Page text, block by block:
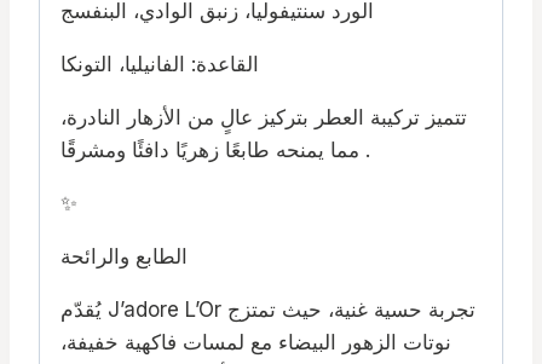
الورد سنتيفوليا، زنبق الوادي، البنفسج
القاعدة: الفانيليا، التونكا
تتميز تركيبة العطر بتركيز عالٍ من الأزهار النادرة،
مما يمنحه طابعًا زهريًا دافئًا ومشرقًا .
✨
الطابع والرائحة
يُقدّم J’adore L’Or تجربة حسية غنية، حيث تمتزج
نوتات الزهور البيضاء مع لمسات فاكهية خفيفة،